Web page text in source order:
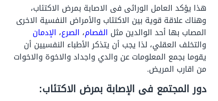
هذا يؤكد العامل الوراثى فى الاصابة بمرض الاكتئاب،
وهناك علاقة قوية بين الاكتئاب والأمراض النفسية الاخرى
المصاب بها أحد الوالدين مثل الفصام، الصرع، الإدمان
والتخلف العقلي، لذا يجب أن يتذكر الأطباء النفسيين أن
يقوما بجمع المعلومات عن والدي واجداد والاخوة والاخوات
من اقارب المريض.
دور المجتمع فى الإصابة بمرض الاكتئاب: